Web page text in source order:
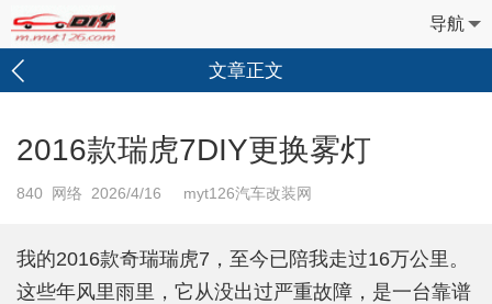
导航
文章正文
2016款瑞虎7DIY更换雾灯
840 网络 2026/4/16 myt126汽车改装网
我的2016款奇瑞瑞虎7，至今已陪我走过16万公里。
这些年风里雨里，它从没出过严重故障，是一台靠谱